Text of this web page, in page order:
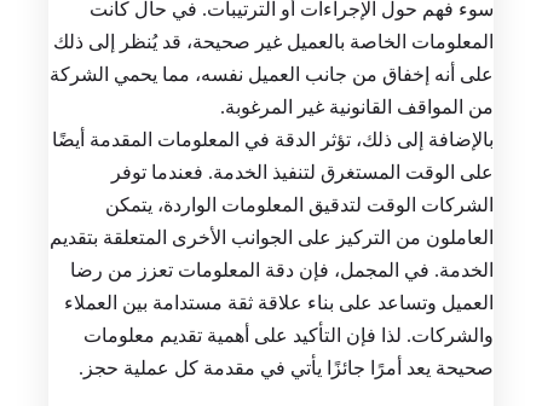
سوء فهم حول الإجراءات أو الترتيبات. في حال كانت
المعلومات الخاصة بالعميل غير صحيحة، قد يُنظر إلى ذلك
على أنه إخفاق من جانب العميل نفسه، مما يحمي الشركة
من المواقف القانونية غير المرغوبة.
بالإضافة إلى ذلك، تؤثر الدقة في المعلومات المقدمة أيضًا
على الوقت المستغرق لتنفيذ الخدمة. فعندما توفر
الشركات الوقت لتدقيق المعلومات الواردة، يتمكن
العاملون من التركيز على الجوانب الأخرى المتعلقة بتقديم
الخدمة. في المجمل، فإن دقة المعلومات تعزز من رضا
العميل وتساعد على بناء علاقة ثقة مستدامة بين العملاء
والشركات. لذا فإن التأكيد على أهمية تقديم معلومات
صحيحة يعد أمرًا جائزًا يأتي في مقدمة كل عملية حجز.